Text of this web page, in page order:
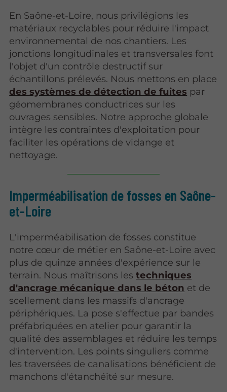
En Saône-et-Loire, nous privilégions les
matériaux recyclables pour réduire l'impact
environnemental de nos chantiers. Les
jonctions longitudinales et transversales font
l'objet d'un contrôle destructif sur
échantillons prélevés. Nous mettons en place
des systèmes de détection de fuites par
géomembranes conductrices sur les
ouvrages sensibles. Notre approche globale
intègre les contraintes d'exploitation pour
faciliter les opérations de vidange et
nettoyage.
Imperméabilisation de fosses en Saône-
et-Loire
L'imperméabilisation de fosses constitue
notre cœur de métier en Saône-et-Loire avec
plus de quinze années d'expérience sur le
terrain. Nous maîtrisons lestechniques
d'ancrage mécanique dans le béton et de
scellement dans les massifs d'ancrage
périphériques. La pose s'effectue par bandes
préfabriquées en atelier pour garantir la
qualité des assemblages et réduire les temps
d'intervention. Les points singuliers comme
les traversées de canalisations bénéficient de
manchons d'étanchéité sur mesure.